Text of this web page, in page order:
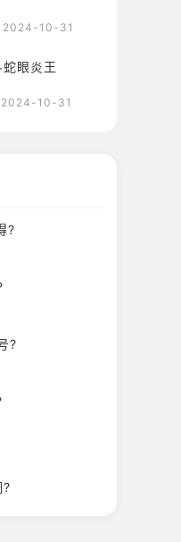
10-31
眼炎王
10-31
?
?
?